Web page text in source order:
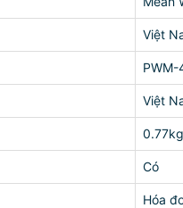
Việt
Việt
0.77kg
Có
Hóa